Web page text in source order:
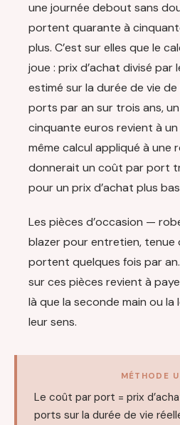
une journée debout sans
portent quarante à
plus. C’est sur elles que le
joue : prix d’achat divisé
estimé sur la durée de vie
ports par an sur trois ans,
cinquante euros revient à
même calcul appliqué à
donnerait un coût par port
pour un prix d’achat plus
Les pièces d’occasion —
blazer pour entretien, tenue
portent quelques fois par
sur ces pièces revient à
là que la seconde main ou
leur sens.
MÉTHODE
Le coût par port = prix
ports sur la durée de vie